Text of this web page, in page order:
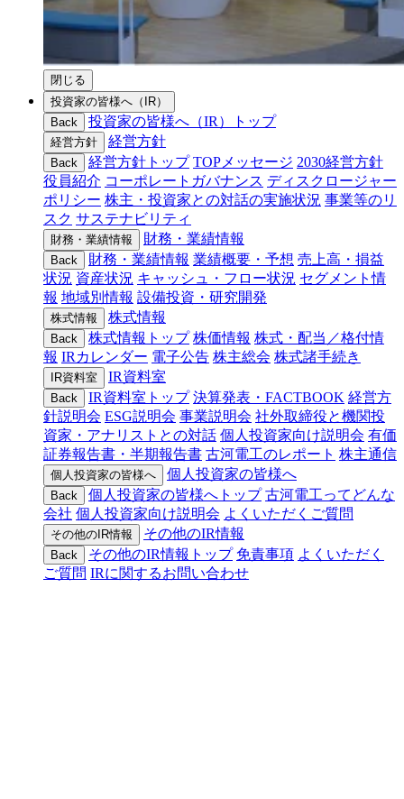
閉じる
投資家の皆様へ（IR）
Back
投資家の皆様へ（IR）トップ
経営方針 経営方針
Back 経営方針トップ TOPメッセージ 2030経営方針
役員紹介 コーポレートガバナンス ディスクロージャー
ポリシー 株主・投資家との対話の実施状況 事業等のリ
スク サステナビリティ
財務・業績情報 財務・業績情報
Back 財務・業績情報 業績概要・予想 売上高・損益
状況 資産状況 キャッシュ・フロー状況 セグメント情
報 地域別情報 設備投資・研究開発
株式情報 株式情報
Back 株式情報トップ 株価情報 株式・配当／格付情
報 IRカレンダー 電子公告 株主総会 株式諸手続き
IR資料室 IR資料室
Back IR資料室トップ 決算発表・FACTBOOK 経営方
針説明会 ESG説明会 事業説明会 社外取締役と機関投
資家・アナリストとの対話 個人投資家向け説明会 有価
証券報告書・半期報告書 古河電工のレポート 株主通信
個人投資家の皆様へ 個人投資家の皆様へ
Back 個人投資家の皆様へトップ 古河電工ってどんな
会社 個人投資家向け説明会 よくいただくご質問
その他のIR情報 その他のIR情報
Back その他のIR情報トップ 免責事項 よくいただく
ご質問 IRに関するお問い合わせ